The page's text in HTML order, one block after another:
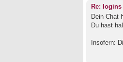
Re:
Dein Chat
Du hast
Insofern: